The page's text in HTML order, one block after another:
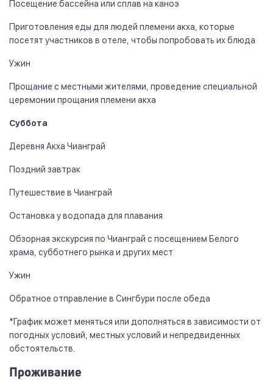
Посещение бассейна или сплав на каноэ
Приготовления еды для людей племени акха, которые
посетят участников в отеле, чтобы попробовать их блюда
Ужин
Прощание с местными жителями, проведение специальной
церемонии прощания племени акха
Суббота
Деревня Акха Чианграй
Поздний завтрак
Путешествие в Чианграй
Остановка у водопада для плавания
Обзорная экскурсия по Чианграй с посещением Белого
храма, субботнего рынка и других мест
Ужин
Обратное отправление в Сингбури после обеда
*График может меняться или дополняться в зависимости от
погодных условий, местных условий и непредвиденных
обстоятельств.
Проживание